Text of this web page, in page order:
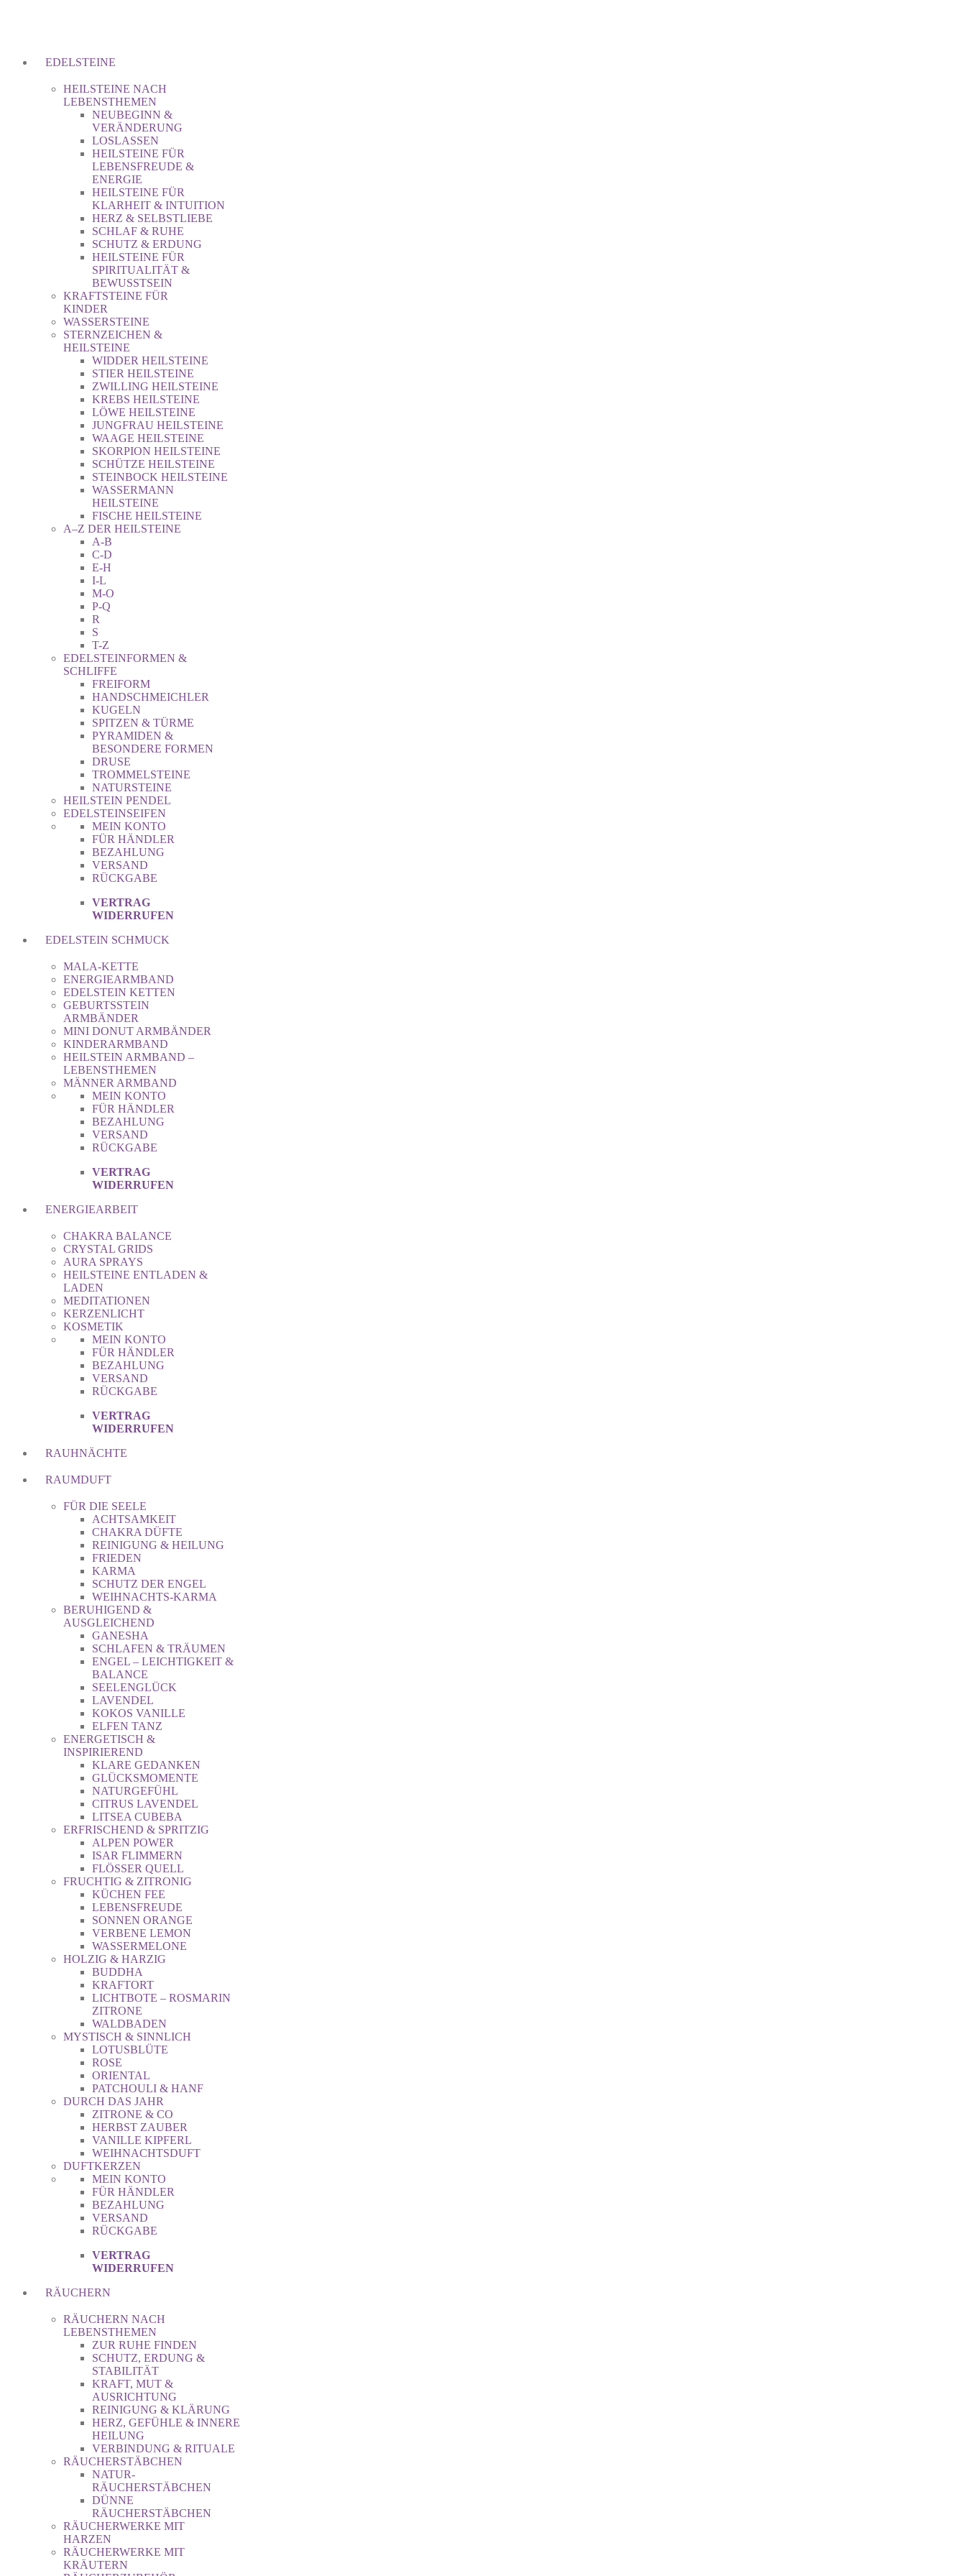
EDELSTEINE
HEILSTEINE NACH
LEBENSTHEMEN
NEUBEGINN &
VERÄNDERUNG
LOSLASSEN
HEILSTEINE FÜR
LEBENSFREUDE &
ENERGIE
HEILSTEINE FÜR
KLARHEIT & INTUITION
HERZ & SELBSTLIEBE
SCHLAF & RUHE
SCHUTZ & ERDUNG
HEILSTEINE FÜR
SPIRITUALITÄT &
BEWUSSTSEIN
KRAFTSTEINE FÜR
KINDER
WASSERSTEINE
STERNZEICHEN &
HEILSTEINE
WIDDER HEILSTEINE
STIER HEILSTEINE
ZWILLING HEILSTEINE
KREBS HEILSTEINE
LÖWE HEILSTEINE
JUNGFRAU HEILSTEINE
WAAGE HEILSTEINE
SKORPION HEILSTEINE
SCHÜTZE HEILSTEINE
STEINBOCK HEILSTEINE
WASSERMANN
HEILSTEINE
FISCHE HEILSTEINE
A–Z DER HEILSTEINE
A-B
C-D
E-H
I-L
M-O
P-Q
R
S
T-Z
EDELSTEINFORMEN &
SCHLIFFE
FREIFORM
HANDSCHMEICHLER
KUGELN
SPITZEN & TÜRME
PYRAMIDEN &
BESONDERE FORMEN
DRUSE
TROMMELSTEINE
NATURSTEINE
HEILSTEIN PENDEL
EDELSTEINSEIFEN
MEIN KONTO
FÜR HÄNDLER
BEZAHLUNG
VERSAND
RÜCKGABE
VERTRAG
WIDERRUFEN
EDELSTEIN SCHMUCK
MALA-KETTE
ENERGIEARMBAND
EDELSTEIN KETTEN
GEBURTSSTEIN
ARMBÄNDER
MINI DONUT ARMBÄNDER
KINDERARMBAND
HEILSTEIN ARMBAND –
LEBENSTHEMEN
MÄNNER ARMBAND
MEIN KONTO
FÜR HÄNDLER
BEZAHLUNG
VERSAND
RÜCKGABE
VERTRAG
WIDERRUFEN
ENERGIEARBEIT
CHAKRA BALANCE
CRYSTAL GRIDS
AURA SPRAYS
HEILSTEINE ENTLADEN &
LADEN
MEDITATIONEN
KERZENLICHT
KOSMETIK
MEIN KONTO
FÜR HÄNDLER
BEZAHLUNG
VERSAND
RÜCKGABE
VERTRAG
WIDERRUFEN
RAUHNÄCHTE
RAUMDUFT
FÜR DIE SEELE
ACHTSAMKEIT
CHAKRA DÜFTE
REINIGUNG & HEILUNG
FRIEDEN
KARMA
SCHUTZ DER ENGEL
WEIHNACHTS-KARMA
BERUHIGEND &
AUSGLEICHEND
GANESHA
SCHLAFEN & TRÄUMEN
ENGEL – LEICHTIGKEIT &
BALANCE
SEELENGLÜCK
LAVENDEL
KOKOS VANILLE
ELFEN TANZ
ENERGETISCH &
INSPIRIEREND
KLARE GEDANKEN
GLÜCKSMOMENTE
NATURGEFÜHL
CITRUS LAVENDEL
LITSEA CUBEBA
ERFRISCHEND & SPRITZIG
ALPEN POWER
ISAR FLIMMERN
FLÖSSER QUELL
FRUCHTIG & ZITRONIG
KÜCHEN FEE
LEBENSFREUDE
SONNEN ORANGE
VERBENE LEMON
WASSERMELONE
HOLZIG & HARZIG
BUDDHA
KRAFTORT
LICHTBOTE – ROSMARIN
ZITRONE
WALDBADEN
MYSTISCH & SINNLICH
LOTUSBLÜTE
ROSE
ORIENTAL
PATCHOULI & HANF
DURCH DAS JAHR
ZITRONE & CO
HERBST ZAUBER
VANILLE KIPFERL
WEIHNACHTSDUFT
DUFTKERZEN
MEIN KONTO
FÜR HÄNDLER
BEZAHLUNG
VERSAND
RÜCKGABE
VERTRAG
WIDERRUFEN
RÄUCHERN
RÄUCHERN NACH
LEBENSTHEMEN
ZUR RUHE FINDEN
SCHUTZ, ERDUNG &
STABILITÄT
KRAFT, MUT &
AUSRICHTUNG
REINIGUNG & KLÄRUNG
HERZ, GEFÜHLE & INNERE
HEILUNG
VERBINDUNG & RITUALE
RÄUCHERSTÄBCHEN
NATUR-
RÄUCHERSTÄBCHEN
DÜNNE
RÄUCHERSTÄBCHEN
RÄUCHERWERKE MIT
HARZEN
RÄUCHERWERKE MIT
KRÄUTERN